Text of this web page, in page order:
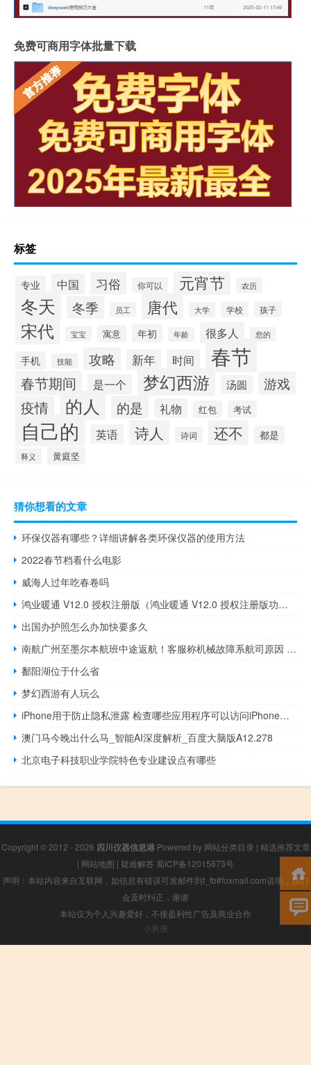
免费可商用字体批量下载
标签
专业 中国 习俗 你可以 元宵节 农历
冬天 冬季 员工 唐代 大学 学校 孩子
宋代 宝宝 寓意 年初 年龄 很多人 您的
手机 技能 攻略 新年 时间 春节
春节期间 是一个 梦幻西游 汤圆 游戏
疫情 的人 的是 礼物 红包 考试
自己的 英语 诗人 诗词 还不 都是
释义 黄庭坚
猜你想看的文章
环保仪器有哪些？详细讲解各类环保仪器的使用方法
2022春节档看什么电影
威海人过年吃春卷吗
鸿业暖通 V12.0 授权注册版（鸿业暖通 V12.0 授权注册版功能简介）
出国办护照怎么办加快要多久
南航广州至墨尔本航班中途返航！客服称机械故障系航司原因 到底什么情况嘞
鄱阳湖位于什么省
梦幻西游有人玩么
iPhone用于防止隐私泄露 检查哪些应用程序可以访问iPhone摄像头和麦克风
澳门马今晚出什么马_智能AI深度解析_百度大脑版A12.278
北京电子科技职业学院特色专业建设点有哪些
Copyright © 2012 - 2026 四川仪器信息港Powered by 网站分类目录 | 精选推荐文章
| 网站地图 | 疑难解答 蜀ICP备12015873号
声明：本站内容来自互联网，如信息有错误可发邮件到f_fb#foxmail.com说明，我们
会及时纠正，谢谢
本站仅为个人兴趣爱好，不接盈利性广告及商业合作
小男孩